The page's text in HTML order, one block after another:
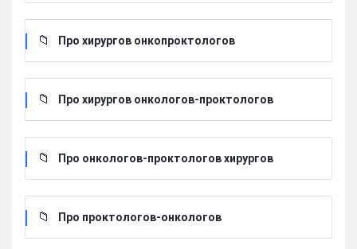
Про хирургов онкопроктологов
Про хирургов онкологов-проктологов
Про онкологов-проктологов хирургов
Про проктологов-онкологов